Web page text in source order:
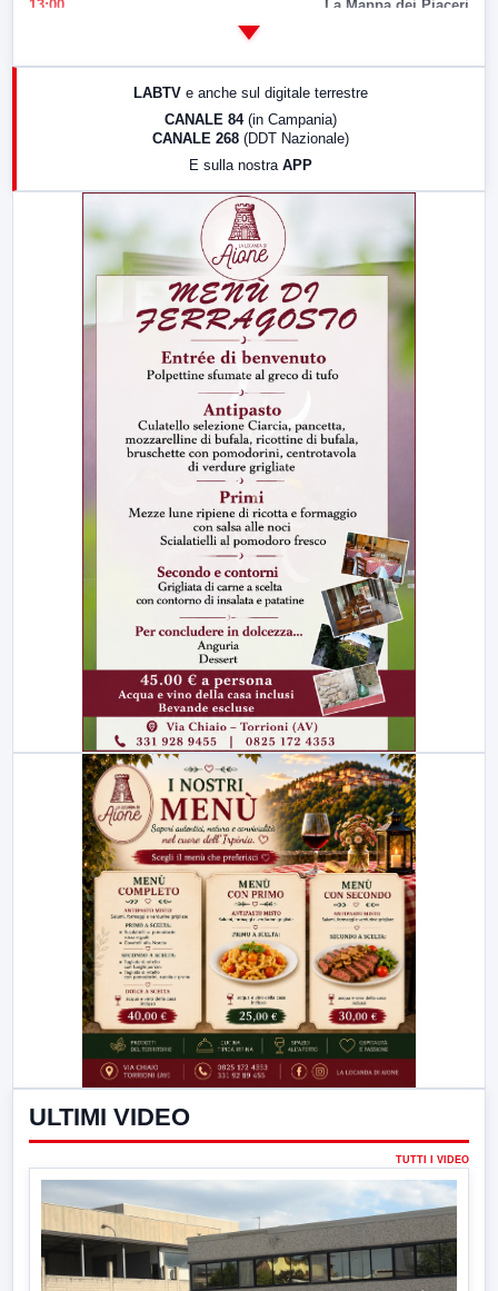
13:00 La Mappa dei Piaceri
LABTV e anche sul digitale terrestre
CANALE 84 (in Campania)
CANALE 268 (DDT Nazionale)
E sulla nostra APP
ULTIMI VIDEO
TUTTI I VIDEO